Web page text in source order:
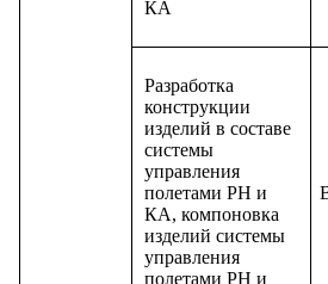
КА
Разработка
конструкции
изделий в составе
системы
управления
полетами РН и
КА, компоновка
изделий системы
управления
полетами РН и